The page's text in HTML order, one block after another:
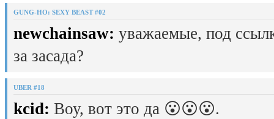
GUNG-HO: SEXY BEAST #02
newchainsaw: уважаемые, под
за засада?
UBER #18
kcid: Воу, вот это да 😮😮😮.